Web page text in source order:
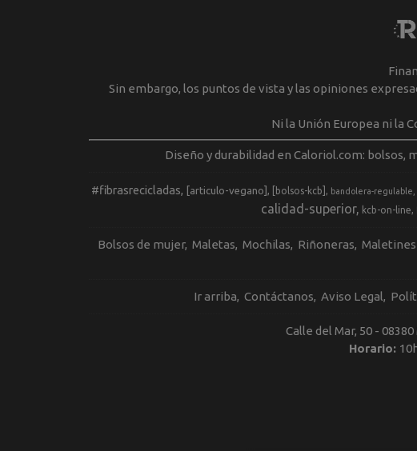
Sin embargo, los puntos de vista y las opiniones
Ni la Unión Europea ni la
Diseño y durabilidad en Caloriol.com: bolsos,
#fibrasrecicladas [articulo-vegano] [bolsos-kcb] bandolera-regulable
calidad-superior
kcb-on-line
Bolsos de mujer Maletas Mochilas Riñoneras Maletines
Ir arriba Contáctanos Aviso Legal
Calle del Mar, 50 -
Horario: